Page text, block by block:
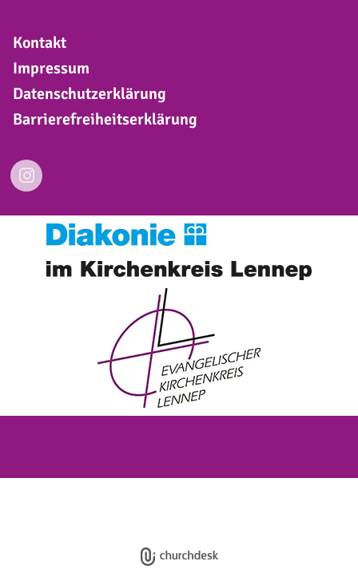
Kontakt
Impressum
Datenschutzerklärung
Barrierefreiheitserklärung